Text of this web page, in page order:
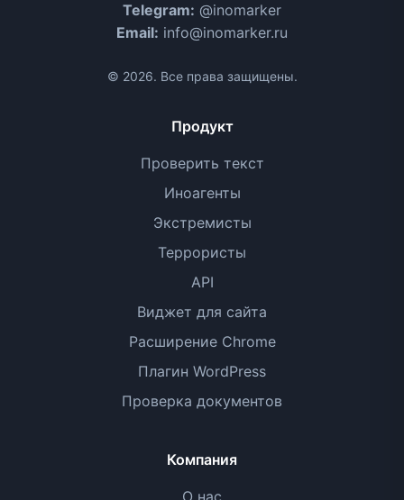
Telegram: @inomarker
Email: info@inomarker.ru
© 2026. Все права защищены.
Продукт
Проверить текст
Иноагенты
Экстремисты
Террористы
API
Виджет для сайта
Расширение Chrome
Плагин WordPress
Проверка документов
Компания
О нас